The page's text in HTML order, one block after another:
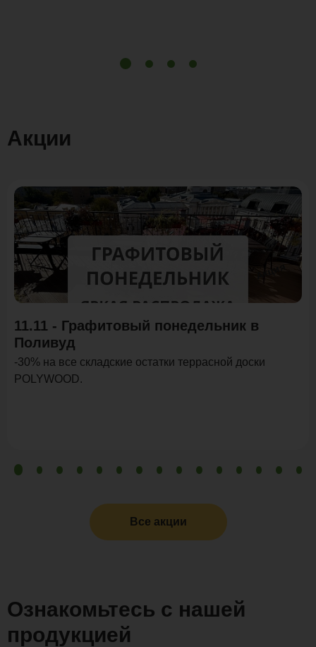
Акции
Акция
11.11 - Графитовый понедельник в
Поливуд
-30% на все складские остатки террасной доски
POLYWOOD.
Все акции
Ознакомьтесь с нашей
продукцией